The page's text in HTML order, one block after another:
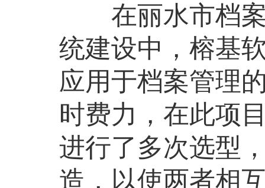
在丽水市档案
统建设中，榕基
应用于档案管理
时费力，在此项
进行了多次选型
造，以使两者相